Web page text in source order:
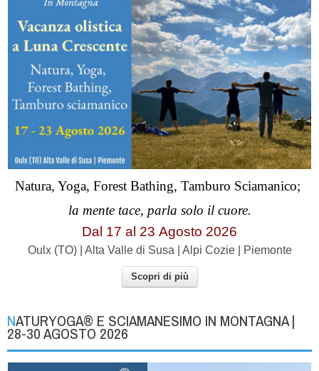
Natura, Yoga, Forest Bathing, Tamburo Sciamanico;
la mente tace, parla solo il cuore.
Dal 17 al 23 Agosto 2026
Oulx (TO) | Alta Valle di Susa | Alpi Cozie | Piemonte
Scopri di più
NATURYOGA® E SCIAMANESIMO IN MONTAGNA |
28-30 AGOSTO 2026